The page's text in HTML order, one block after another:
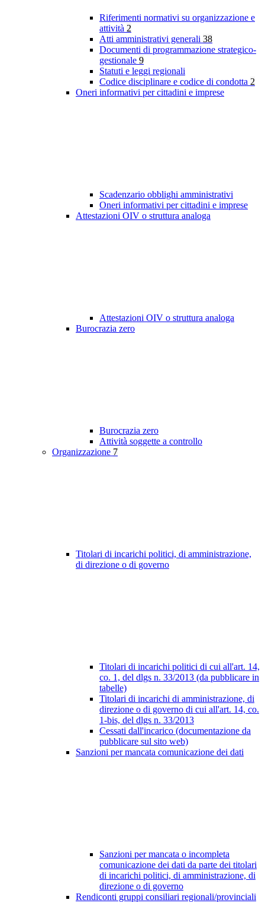
Riferimenti normativi su organizzazione e
attività 2
Atti amministrativi generali 38
Documenti di programmazione strategico-
gestionale 9
Statuti e leggi regionali
Codice disciplinare e codice di condotta 2
Oneri informativi per cittadini e imprese
Scadenzario obblighi amministrativi
Oneri informativi per cittadini e imprese
Attestazioni OIV o struttura analoga
Attestazioni OIV o struttura analoga
Burocrazia zero
Burocrazia zero
Attività soggette a controllo
Organizzazione 7
Titolari di incarichi politici, di amministrazione,
di direzione o di governo
Titolari di incarichi politici di cui all'art. 14,
co. 1, del dlgs n. 33/2013 (da pubblicare in
tabelle)
Titolari di incarichi di amministrazione, di
direzione o di governo di cui all'art. 14, co.
1-bis, del dlgs n. 33/2013
Cessati dall'incarico (documentazione da
pubblicare sul sito web)
Sanzioni per mancata comunicazione dei dati
Sanzioni per mancata o incompleta
comunicazione dei dati da parte dei titolari
di incarichi politici, di amministrazione, di
direzione o di governo
Rendiconti gruppi consiliari regionali/provinciali